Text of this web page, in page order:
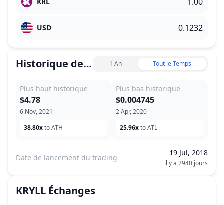
USD
Historique des prix 1 An Tout le Temps
Plus haut historique
6 Nov, 2021
$4.78
38.80xto ATH
Plus bas historique
2 Apr, 2020
$0.004745
25.96xto ATL
Date de lancement du trading
19 Jul, 2018
il y a 2940 jours
KRYLL Échanges